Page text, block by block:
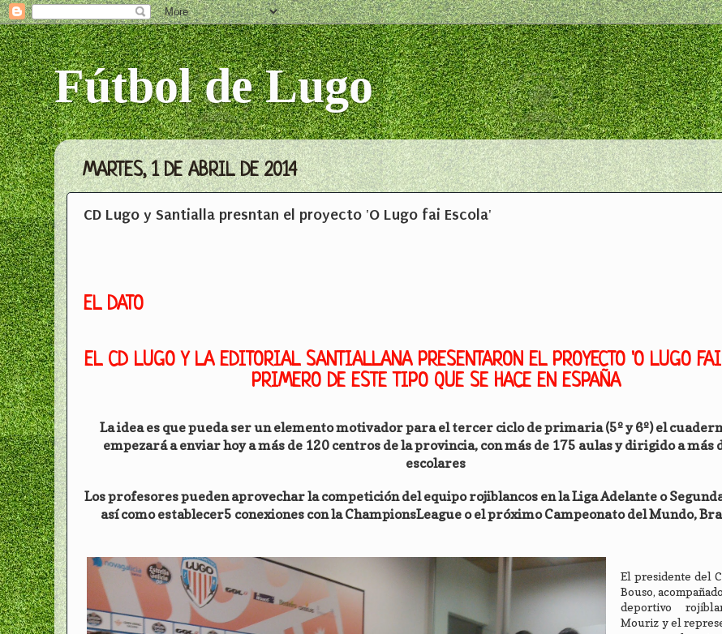
Fútbol de Lugo
MARTES, 1 DE ABRIL DE 2014
CD Lugo y Santialla presntan el proyecto 'O Lugo fai Escola'
EL DATO
EL CD LUGO Y LA EDITORIAL SANTIALLANA PRESENTARON EL PROYECTO 'O LUGO FAI
PRIMERO DE ESTE TIPO QUE SE HACE EN ESPAÑA
La idea es que pueda ser un elemento motivador para el tercer ciclo de primaria (5º y 6º) el
empezará a enviar hoy a más de 120 centros de la provincia, con más de 175 aulas y dirigido a más
escolares
Los profesores pueden aprovechar la competición del equipo rojiblancos en la Liga Adelante o
así como establecer5 conexiones con la ChampionsLeague o el próximo Campeonato del Mundo,
El presidente del
Bouso,
deportivo
Mouriz y el